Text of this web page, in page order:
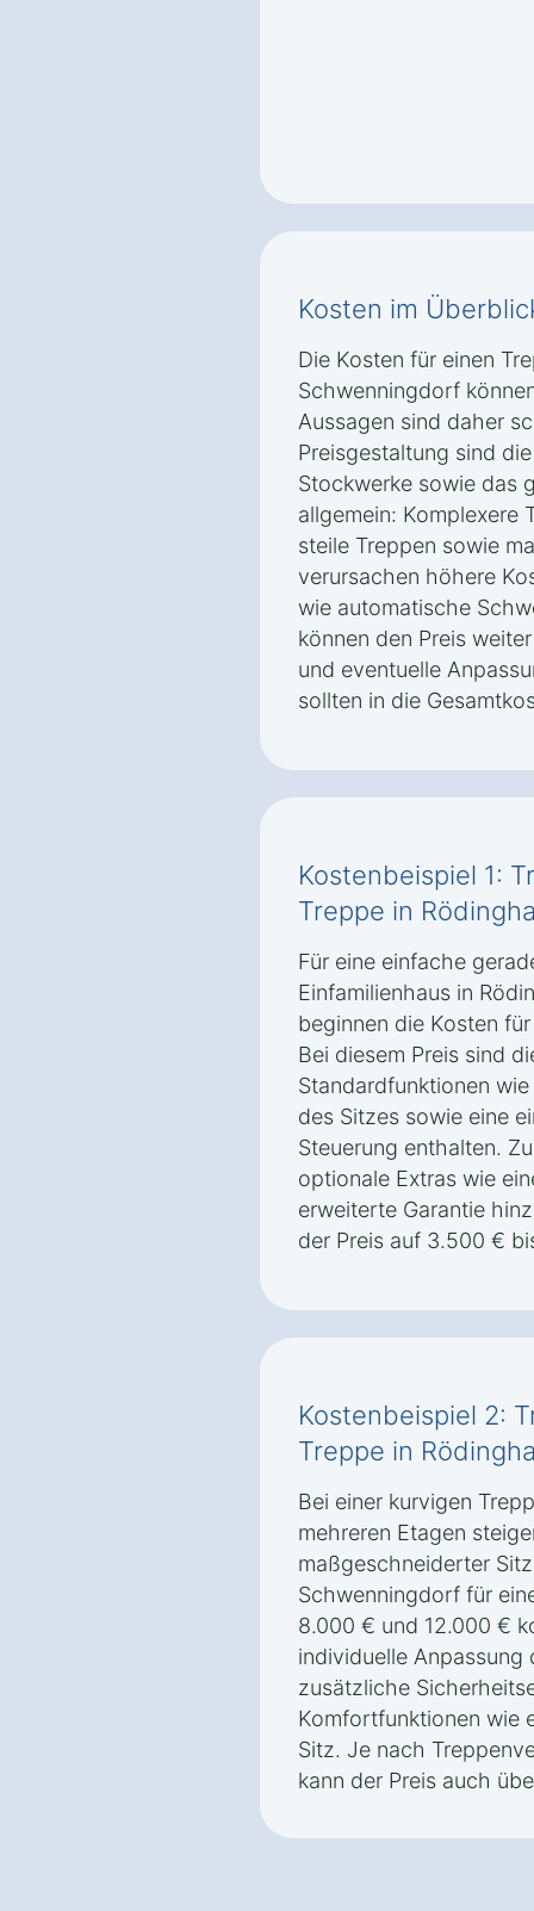
Kosten im
Die Kosten für einen
Schwenningdorf
Aussagen sind daher
Preisgestaltung sind
Stockwerke sowie das
allgemein: Komplexere
steile Treppen sowie
verursachen höhere
wie automatische
können den Preis
und eventuelle
sollten in die
Kostenbeispiel 1:
Treppe in
Für eine einfache
Einfamilienhaus in
beginnen die Kosten
Bei diesem Preis sind
Standardfunktionen
des Sitzes sowie eine
Steuerung enthalten.
optionale Extras wie
erweiterte Garantie
der Preis auf 3.500 €
Kostenbeispiel 2:
Treppe in
Bei einer kurvigen
mehreren Etagen
maßgeschneiderter
Schwenningdorf für
8.000 € und 12.000 €
individuelle Anpassung
zusätzliche
Komfortfunktionen wie
Sitz. Je nach
kann der Preis auch